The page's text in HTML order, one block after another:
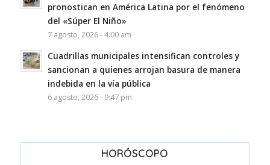
pronostican en América Latina por el fenómeno
del «Súper El Niño»
7 agosto, 2026 - 4:00 am
Cuadrillas municipales intensifican controles y
sancionan a quienes arrojan basura de manera
indebida en la vía pública
6 agosto, 2026 - 9:47 pm
HORÓSCOPO